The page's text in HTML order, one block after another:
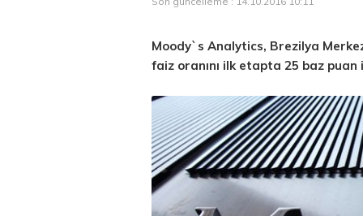
Moody`s Analytics, Brezilya
faiz oranını ilk etapta 25 baz puan